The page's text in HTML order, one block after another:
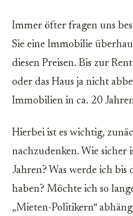
Immer öfter fragen uns
Sie eine Immobilie
diesen Preisen. Bis zur
oder das Haus ja nicht
Immobilien in ca. 20
Hierbei ist es wichtig,
nachzudenken. Wie sicher
Jahren? Was werde ich
haben? Möchte ich so
„Mieten-Politikern“